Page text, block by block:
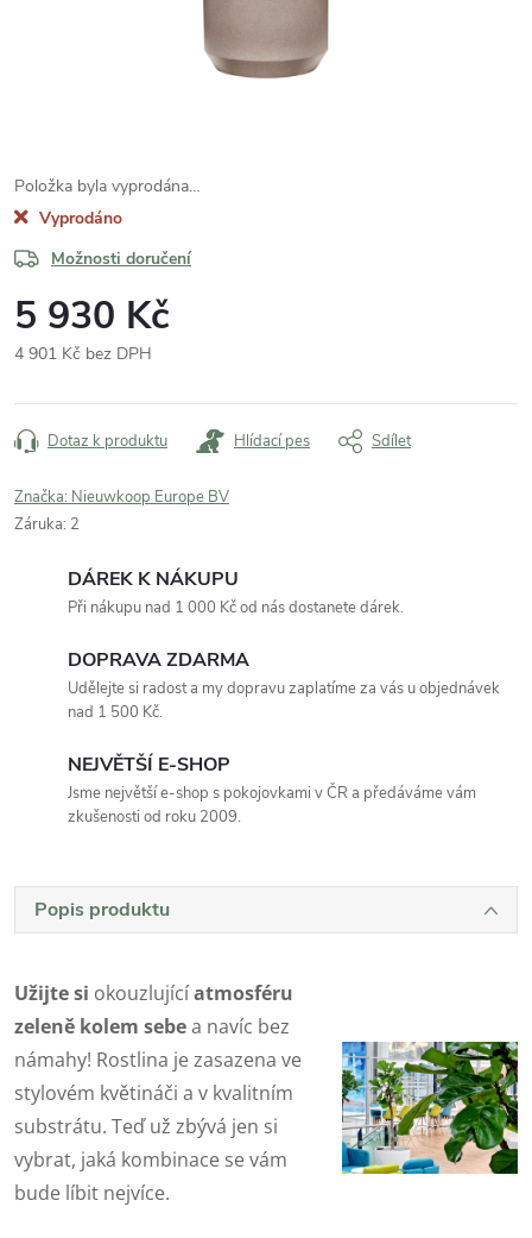
Položka byla vyprodána…
Vyprodáno
Možnosti doručení
5 930 Kč
4 901 Kč bez DPH
cena:
Dotaz k produktu Hlídací pes Sdílet
Značka: Nieuwkoop Europe BV
Záruka: 2
DÁREK K NÁKUPU
Při nákupu nad 1 000 Kč od nás dostanete dárek.
DOPRAVA ZDARMA
Udělejte si radost a my dopravu zaplatíme za vás u objednávek
nad 1 500 Kč.
NEJVĚTŠÍ E-SHOP
Jsme největší e-shop s pokojovkami v ČR a předáváme vám
zkušenosti od roku 2009.
Popis produktu
Užijte si okouzlujícíatmosféru
zeleně kolem sebea navíc bez
námahy! Rostlina je zasazena ve
stylovém květináči a v kvalitním
substrátu. Teď už zbývá jen si
vybrat, jaká kombinace se vám
bude líbit nejvíce.